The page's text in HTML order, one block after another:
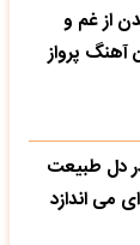
از غم و
آهنگ پرواز
در دل طبیعت
می اندازد